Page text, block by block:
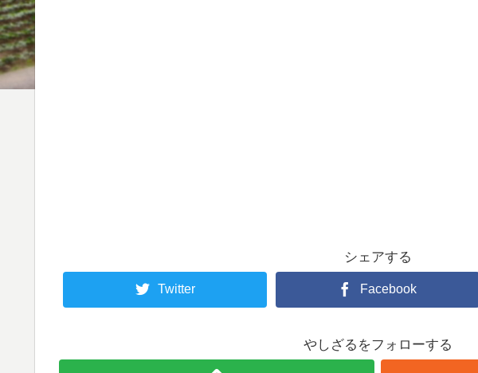
シェアする
Twitter Facebook
やしざるをフォローする